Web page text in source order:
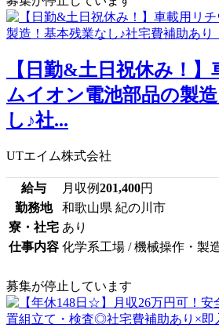
【日勤&土日祝休み！
ムイオン電池部品の製
し♪社...
UTエイム株式会社
給与 月収例201,400円
勤務地
和歌山県 紀の川市
寮・社宅 あり
仕事内容 化学系工場 / 機械操作・製
募集が停止しています